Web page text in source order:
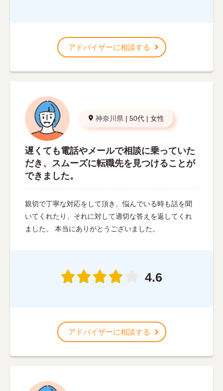
アドバイザーに相談する
神奈川県 | 50代 | 女性
遅くても電話やメールで相談に乗っていた
だき、スムーズに転職先を見つけることが
できました。
親切で丁寧な対応をして頂き、悩んでいる時も話を聞
いてくれたり、それに対して適切な答えを返してくれ
ました。 本当にありがとうございました。
4.6
アドバイザーに相談する